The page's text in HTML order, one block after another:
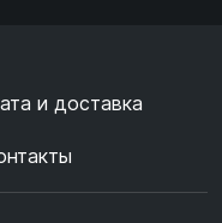
и доставка